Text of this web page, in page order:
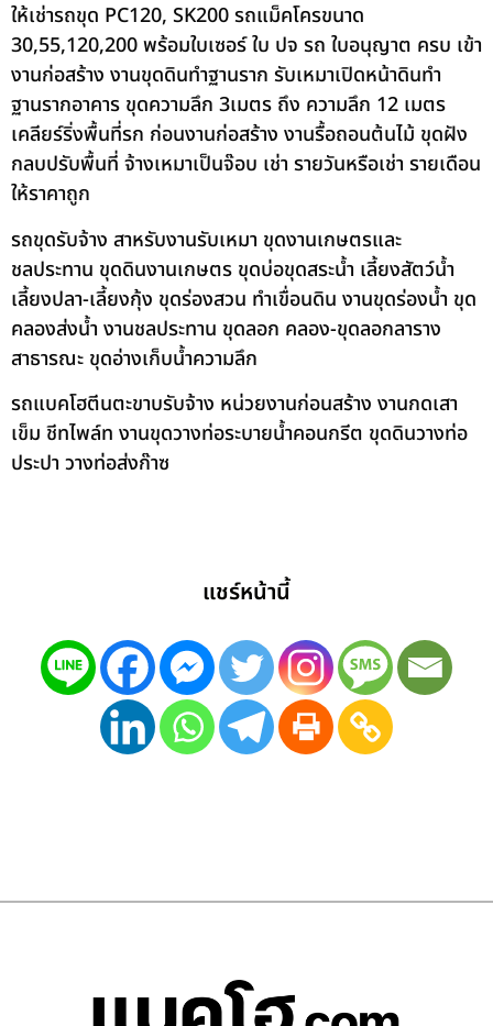
ให้เช่ารถขุด PC120, SK200 รถแม็คโครขนาด
30,55,120,200 พร้อมใบเซอร์ ใบ ปจ รถ ใบอนุญาต ครบ เข้า
งานก่อสร้าง งานขุดดินทำฐานราก รับเหมาเปิดหน้าดินทำ
ฐานรากอาคาร ขุดความลึก 3เมตร ถึง ความลึก 12 เมตร
เคลียร์ริ่งพื้นที่รก ก่อนงานก่อสร้าง งานรื้อถอนต้นไม้ ขุดฝัง
กลบปรับพื้นที่ จ้างเหมาเป็นจ๊อบ เช่า รายวันหรือเช่า รายเดือน
ให้ราคาถูก
รถขุดรับจ้าง สาหรับงานรับเหมา ขุดงานเกษตรและ
ชลประทาน ขุดดินงานเกษตร ขุดบ่อขุดสระน้ำ เลี้ยงสัตว์น้ำ
เลี้ยงปลา-เลี้ยงกุ้ง ขุดร่องสวน ทำเขื่อนดิน งานขุดร่องน้ำ ขุด
คลองส่งน้ำ งานชลประทาน ขุดลอก คลอง-ขุดลอกลาราง
สาธารณะ ขุดอ่างเก็บน้ำความลึก
รถแบคโฮตีนตะขาบรับจ้าง หน่วยงานก่อนสร้าง งานกดเสา
เข็ม ชีทไพล์ท งานขุดวางท่อระบายน้ำคอนกรีต ขุดดินวางท่อ
ประปา วางท่อส่งก๊าซ
แชร์หน้านี้